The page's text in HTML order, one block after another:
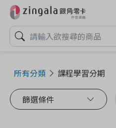
所有分類 課程學習分期
篩選條件